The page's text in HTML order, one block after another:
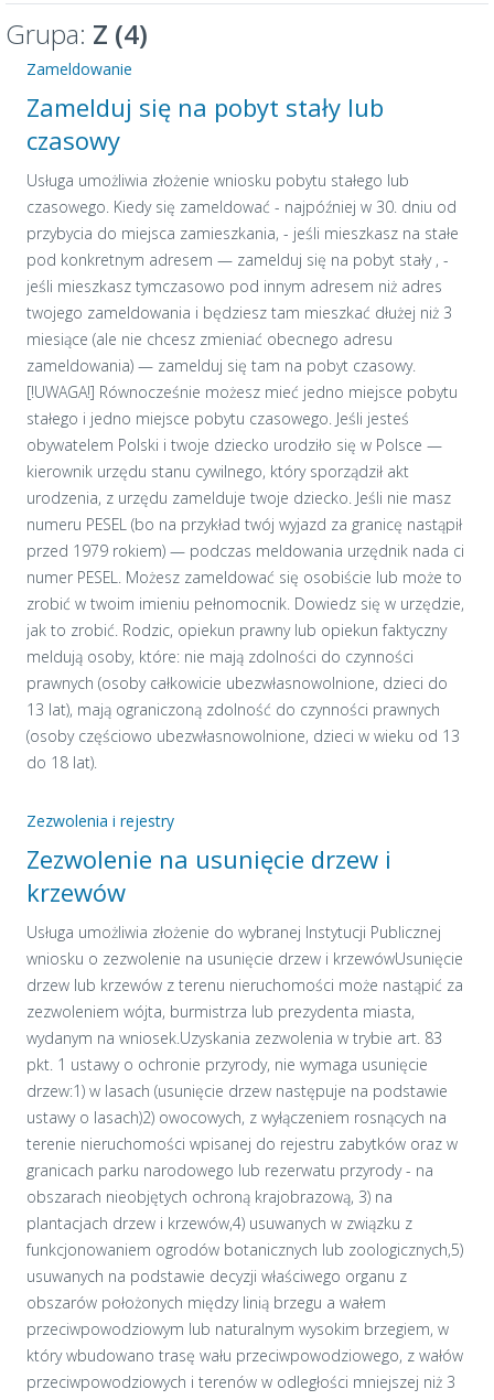
Grupa: Z (4)
Zameldowanie
Zamelduj się na pobyt stały lub
czasowy
Usługa umożliwia złożenie wniosku pobytu stałego lub
czasowego. Kiedy się zameldować - najpóźniej w 30. dniu od
przybycia do miejsca zamieszkania, - jeśli mieszkasz na stałe
pod konkretnym adresem — zamelduj się na pobyt stały , -
jeśli mieszkasz tymczasowo pod innym adresem niż adres
twojego zameldowania i będziesz tam mieszkać dłużej niż 3
miesiące (ale nie chcesz zmieniać obecnego adresu
zameldowania) — zamelduj się tam na pobyt czasowy.
[!UWAGA!] Równocześnie możesz mieć jedno miejsce pobytu
stałego i jedno miejsce pobytu czasowego. Jeśli jesteś
obywatelem Polski i twoje dziecko urodziło się w Polsce —
kierownik urzędu stanu cywilnego, który sporządził akt
urodzenia, z urzędu zamelduje twoje dziecko. Jeśli nie masz
numeru PESEL (bo na przykład twój wyjazd za granicę nastąpił
przed 1979 rokiem) — podczas meldowania urzędnik nada ci
numer PESEL. Możesz zameldować się osobiście lub może to
zrobić w twoim imieniu pełnomocnik. Dowiedz się w urzędzie,
jak to zrobić. Rodzic, opiekun prawny lub opiekun faktyczny
meldują osoby, które: nie mają zdolności do czynności
prawnych (osoby całkowicie ubezwłasnowolnione, dzieci do
13 lat), mają ograniczoną zdolność do czynności prawnych
(osoby częściowo ubezwłasnowolnione, dzieci w wieku od 13
do 18 lat).
Zezwolenia i rejestry
Zezwolenie na usunięcie drzew i
krzewów
Usługa umożliwia złożenie do wybranej Instytucji Publicznej
wniosku o zezwolenie na usunięcie drzew i krzewówUsunięcie
drzew lub krzewów z terenu nieruchomości może nastąpić za
zezwoleniem wójta, burmistrza lub prezydenta miasta,
wydanym na wniosek.Uzyskania zezwolenia w trybie art. 83
pkt. 1 ustawy o ochronie przyrody, nie wymaga usunięcie
drzew:1) w lasach (usunięcie drzew następuje na podstawie
ustawy o lasach)2) owocowych, z wyłączeniem rosnących na
terenie nieruchomości wpisanej do rejestru zabytków oraz w
granicach parku narodowego lub rezerwatu przyrody - na
obszarach nieobjętych ochroną krajobrazową, 3) na
plantacjach drzew i krzewów,4) usuwanych w związku z
funkcjonowaniem ogrodów botanicznych lub zoologicznych,5)
usuwanych na podstawie decyzji właściwego organu z
obszarów położonych między linią brzegu a wałem
przeciwpowodziowym lub naturalnym wysokim brzegiem, w
który wbudowano trasę wału przeciwpowodziowego, z wałów
przeciwpowodziowych i terenów w odległości mniejszej niż 3